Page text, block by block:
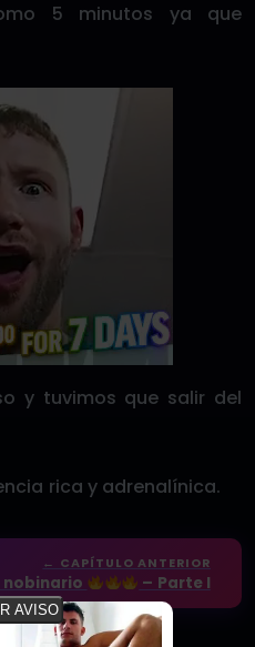
5 minutos ya que
y tuvimos que salir del
rica y adrenalínica.
← CAPÍTULO ANTERIOR
nobinario – Parte I
AVISO